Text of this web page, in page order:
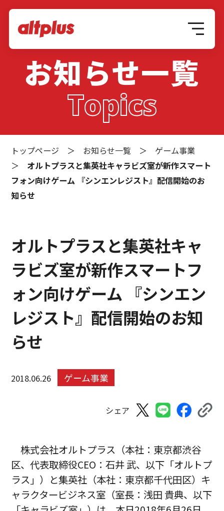
お知らせ一覧
Topics
トップページ ＞ お知らせ一覧 ＞ ゲーム事業
＞ オルトプラスと集英社キャラビズ室が新作スマート
フォン向けゲーム 『シンエンレジスト』配信開始のお
知らせ
オルトプラスと集英社キャ
ラビズ室が新作スマートフ
ォン向けゲーム 『シンエン
レジスト』配信開始のお知
らせ
2018.06.26 ゲーム事業
シェア
株式会社オルトプラス（本社：東京都渋谷
区、代表取締役CEO：石井 武、以下「オルトプ
ラス」）と集英社（本社：東京都千代田区）キ
ャラクタービジネス室（室長：浅田 貴典、以下